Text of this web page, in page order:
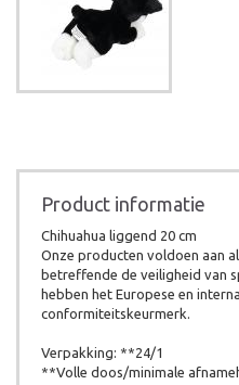
Product informatie
Chihuahua liggend 20 cm
Onze producten voldoen aan
betreffende de veiligheid van
hebben het Europese en
conformiteitskeurmerk.
Verpakking: **24/1
**Volle doos/minimale